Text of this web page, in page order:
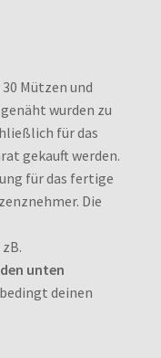
Mützen und
wurden zu
für das
gekauft werden.
für das fertige
Die
unten
deinen